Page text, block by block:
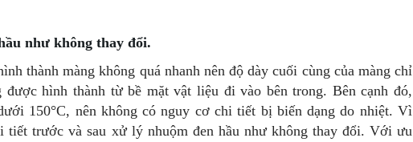
như không thay đổi.
thành màng không quá nhanh nên độ dày cuối cùng của màng chỉ
được hình thành từ bề mặt vật liệu đi vào bên trong. Bên cạnh đó,
150°C, nên không có nguy cơ chi tiết bị biến dạng do nhiệt. Vì
tiết trước và sau xử lý nhuộm đen hầu như không thay đổi. Với ưu